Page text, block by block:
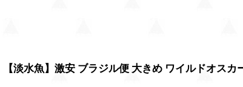
【淡水魚】激安 ブラジル便 大きめ ワイルドオス